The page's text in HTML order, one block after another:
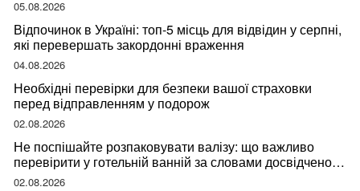
05.08.2026
Відпочинок в Україні: топ-5 місць для відвідин у серпні,
які перевершать закордонні враження
04.08.2026
Необхідні перевірки для безпеки вашої страховки
перед відправленням у подорож
02.08.2026
Не поспішайте розпаковувати валізу: що важливо
перевірити у готельній ванній за словами досвідченої
мандрівниці
02.08.2026